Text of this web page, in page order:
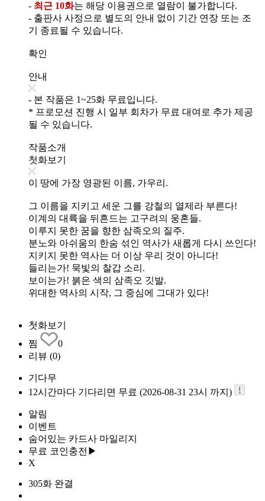
- 최근 10화는 해당 이용권으로 열람이 불가합니다.
- 출판사 사정으로 별도의 안내 없이 기간 연장 또는 조
기 종료될 수 있습니다.
확인
안내
- 본 작품은 1~25화 무료입니다.
* 프로모션 진행 시 일부 회차가 무료 대여로 추가 제공
될 수 있습니다.
작품소개
첫화보기
이 땅에 가장 영광된 이름, 가우리.
그 이름을 지키고 세운 그를 강철의 열제라 부른다!
이계의 대륙을 뒤흔드는 고구려의 웅혼들.
이루지 못한 꿈을 향한 삼족오의 질주.
분노와 아쉬움의 한숨 섞인 역사가 새롭게 다시 쓰인다!
지키지 못한 역사는 더 이상 우리 것이 아니다!
들리는가! 묵빛의 찰갑 소리.
보이는가! 붉은 색의 삼족오 깃발.
위대한 역사의 시작, 그 중심에 그대가 있다!
첫화보기
찜
0
리뷰 (0)
기다무
12시간마다 기다리면 무료 (2026-08-31 23시 까지)
알림
이벤트
숨어있는 카드사 마일리지
무료 코인충전▶
X
305화 완결